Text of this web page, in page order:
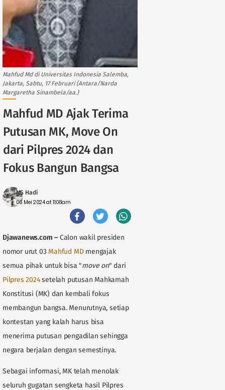
Mahfud Md di Universitas Indonesia Salemba,
Jakarta, Sabtu, 17 Februari (Antara/Narda
Margaretha Sinambela/aa.)
Mahfud MD Ajak Terima
Putusan MK, Move On
dari Pilpres 2024 dan
Fokus Bangun Bangsa
MS Hadi
06 Mei 2024 at 11:08am
Djawanews.com – Calon wakil presiden
nomor urut 03 Mahfud MDmengajak
semua pihak untuk bisa "move on" dari
Pilpres 2024setelah putusan Mahkamah
Konstitusi (MK) dan kembali fokus
membangun bangsa. Menurutnya, setiap
kontestan yang kalah harus bisa
menerima putusan pengadilan sehingga
negara berjalan dengan semestinya.
Sebagai informasi, MK telah menolak
seluruh gugatan sengketa hasil Pilpres